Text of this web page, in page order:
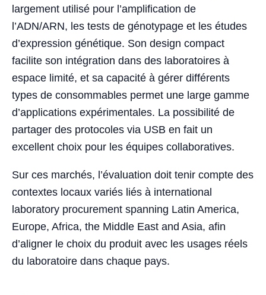
largement utilisé pour l’amplification de
l’ADN/ARN, les tests de génotypage et les études
d’expression génétique. Son design compact
facilite son intégration dans des laboratoires à
espace limité, et sa capacité à gérer différents
types de consommables permet une large gamme
d’applications expérimentales. La possibilité de
partager des protocoles via USB en fait un
excellent choix pour les équipes collaboratives.
Sur ces marchés, l’évaluation doit tenir compte des
contextes locaux variés liés à international
laboratory procurement spanning Latin America,
Europe, Africa, the Middle East and Asia, afin
d’aligner le choix du produit avec les usages réels
du laboratoire dans chaque pays.